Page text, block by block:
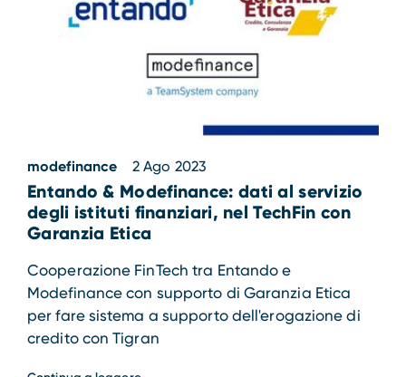
modefinance 2 Ago 2023
Entando & Modefinance: dati al servizio
degli istituti finanziari, nel TechFin con
Garanzia Etica
Cooperazione FinTech tra Entando e
Modefinance con supporto di Garanzia Etica
per fare sistema a supporto dell'erogazione di
credito con Tigran